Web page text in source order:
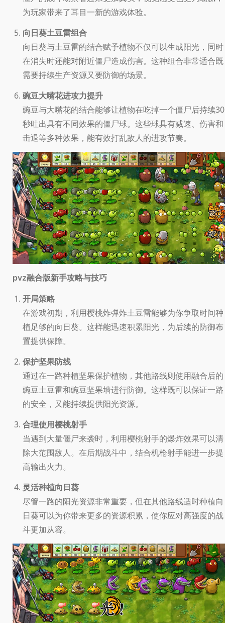
为玩家带来了耳目一新的游戏体验。
向日葵土豆雷组合
向日葵与土豆雷的结合赋予植物不仅可以生成阳光，同时
在消失时还能对附近僵尸造成伤害。这种组合非常适合既
需要持续生产资源又要防御的场景。
豌豆大嘴花进攻力提升
豌豆与大嘴花的结合能够让植物在吃掉一个僵尸后持续30
秒吐出具有不同效果的僵尸球。这些球具有减速、伤害和
击退等多种效果，能有效打乱敌人的进攻节奏。
pvz融合版新手攻略与技巧
开局策略
在游戏初期，利用樱桃炸弹炸土豆雷能够为你争取时间种
植足够的向日葵。这样能迅速积累阳光，为后续的防御布
置提供保障。
保护坚果防线
通过在一路种植坚果保护植物，其他路线则使用融合后的
豌豆土豆雷和豌豆坚果墙进行防御。这样既可以保证一路
的安全，又能持续提供阳光资源。
合理使用樱桃射手
当遇到大量僵尸来袭时，利用樱桃射手的爆炸效果可以清
除大范围敌人。在后期战斗中，结合机枪射手能进一步提
高输出火力。
灵活种植向日葵
尽管一路的阳光资源非常重要，但在其他路线适时种植向
日葵可以为你带来更多的资源积累，使你应对高强度的战
斗更加从容。